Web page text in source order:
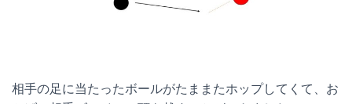
相手の足に当たったボールがたままたホップしてくて、お